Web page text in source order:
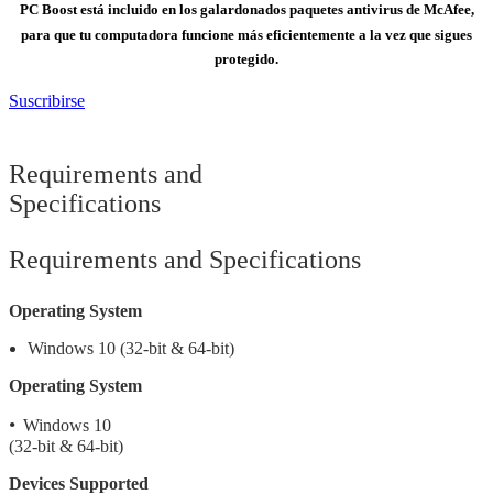
PC Boost está incluido en los galardonados paquetes antivirus de McAfee,
para que tu computadora funcione más eficientemente a la vez que sigues
protegido.
Suscribirse
Requirements and
Specifications
Requirements and Specifications
Operating System
Windows 10 (32-bit & 64-bit)
Operating System
• Windows 10
(32-bit & 64-bit)
Devices Supported